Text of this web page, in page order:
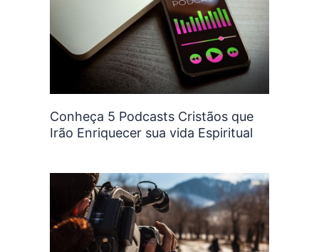
Conheça 5 Podcasts Cristãos que
Irão Enriquecer sua vida Espiritual